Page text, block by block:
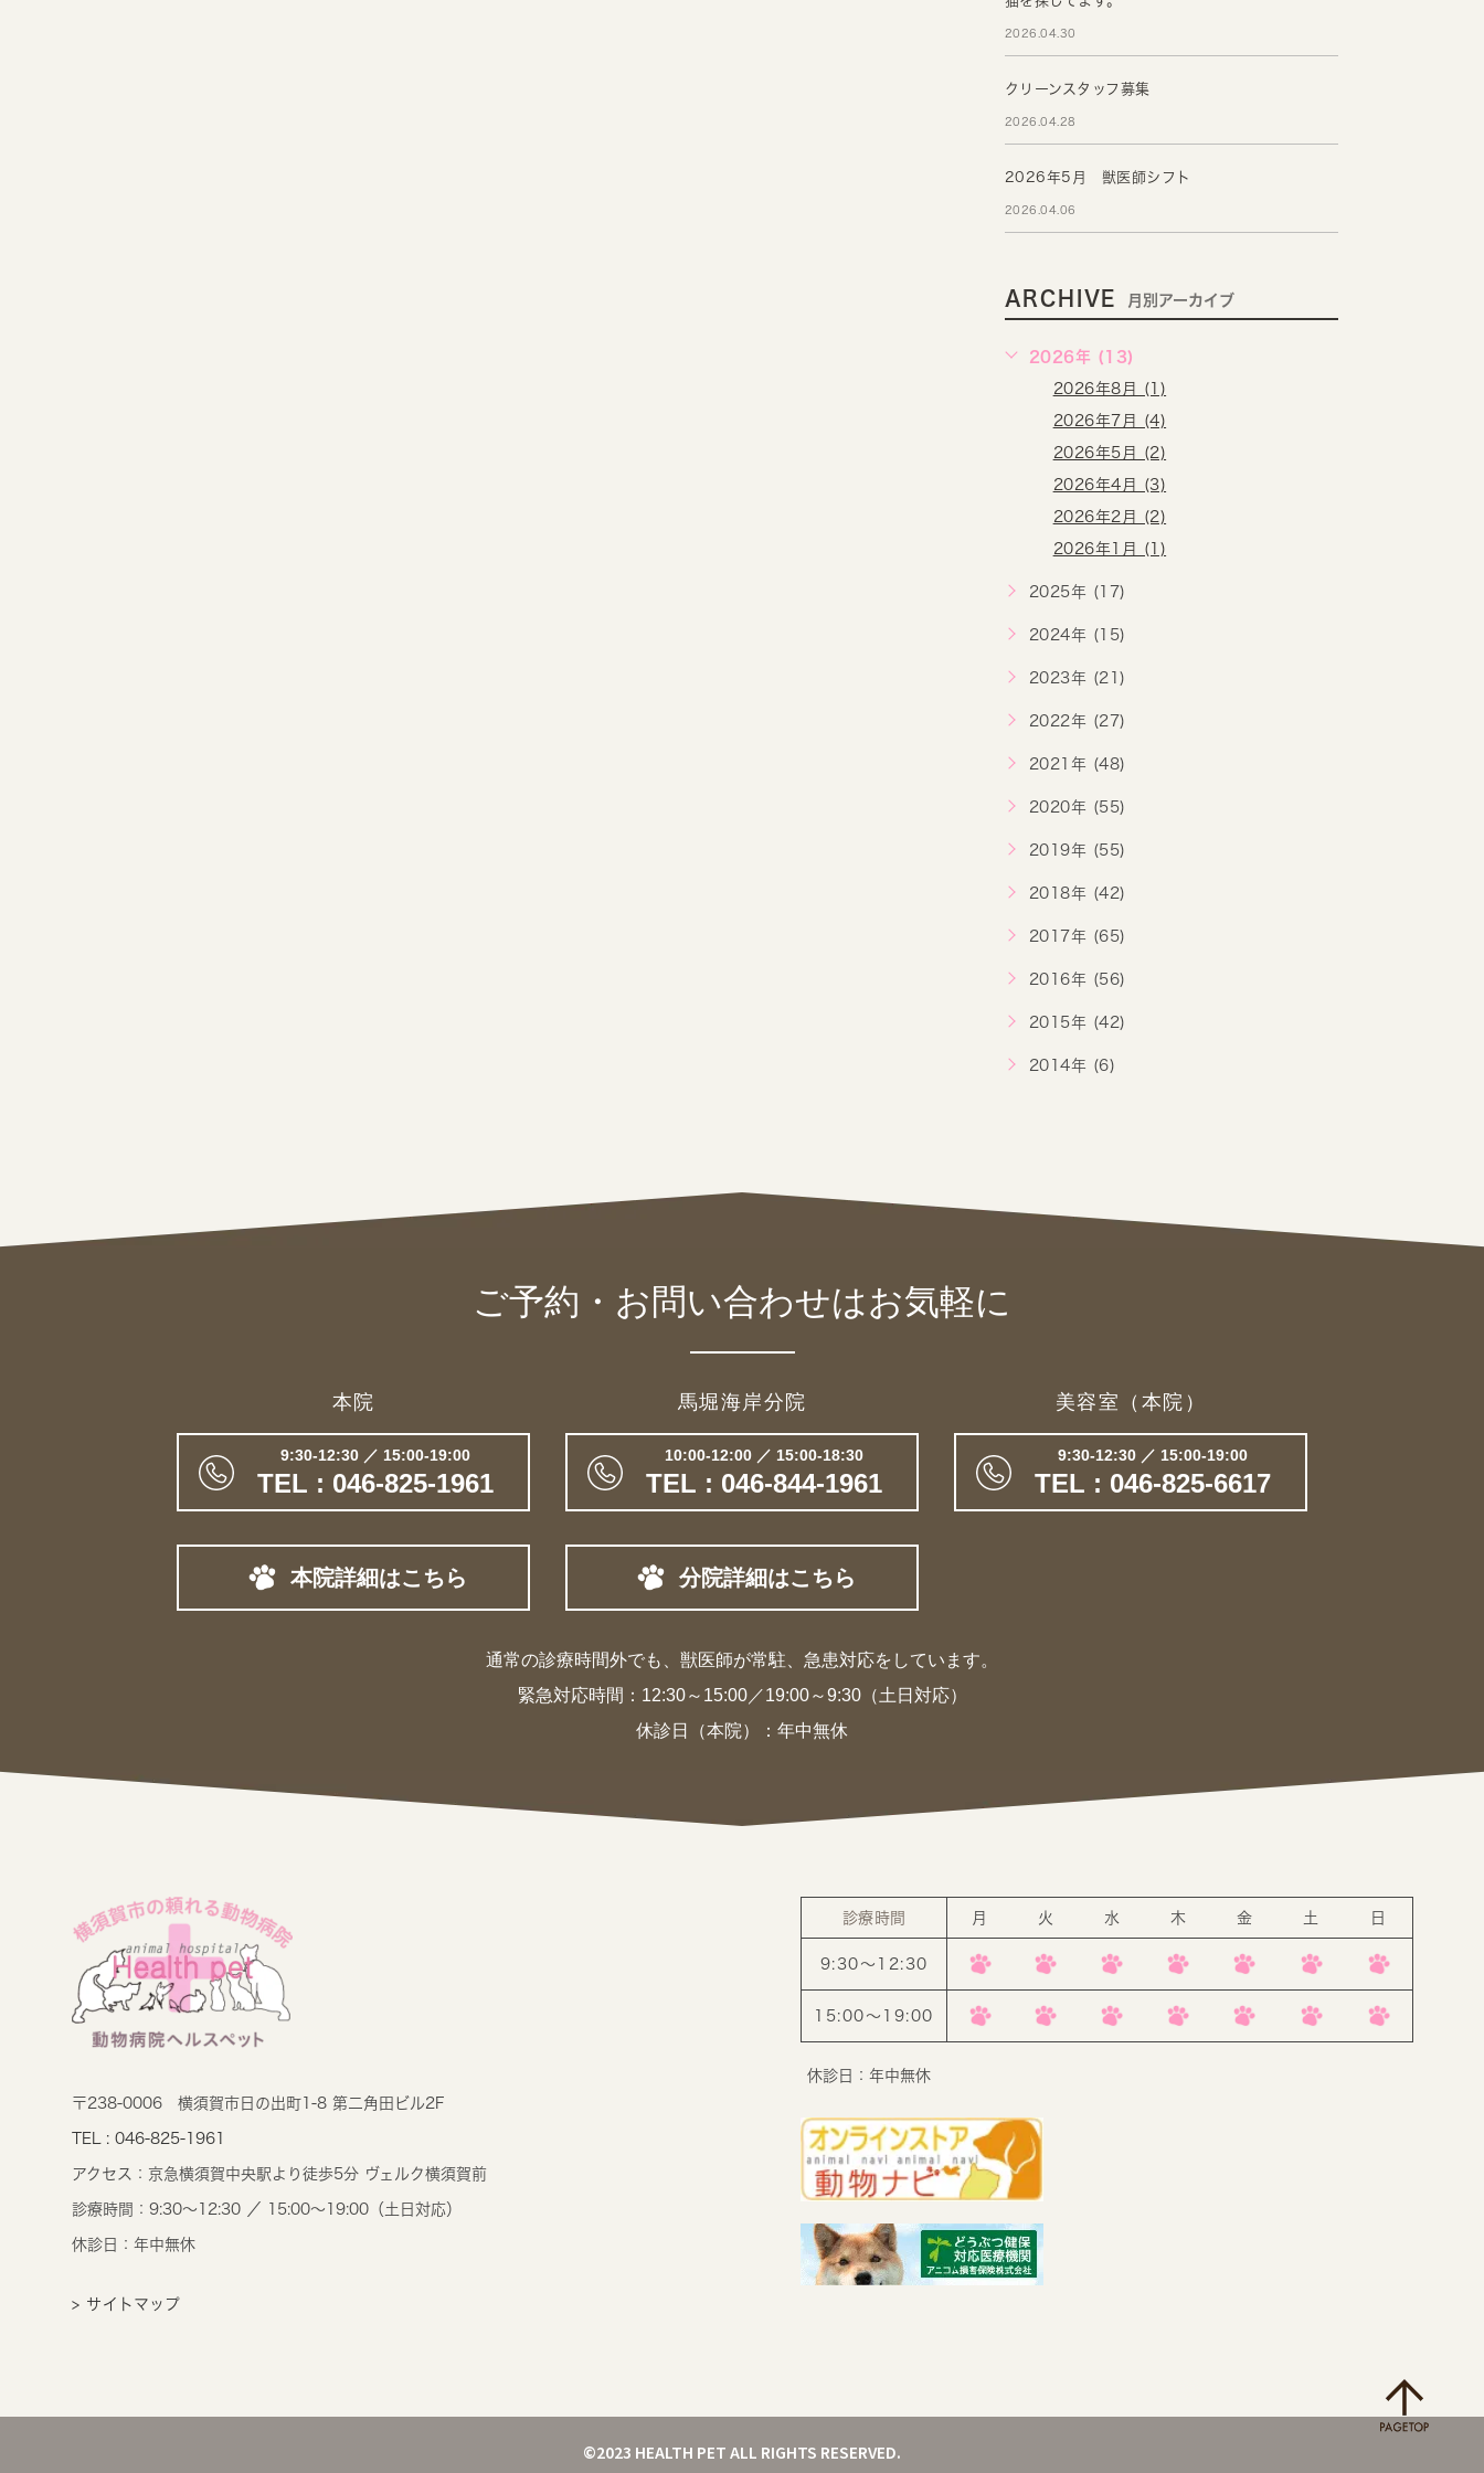
2026.04.30
クリーンスタッフ募集
2026.04.28
2026年5月 獣医師シフト
2026.04.06
ARCHIVE 月別アーカイブ
2026年 (13)
2026年8月 (1)
2026年7月 (4)
2026年5月 (2)
2026年4月 (3)
2026年2月 (2)
2026年1月 (1)
2025年 (17)
2024年 (15)
2023年 (21)
2022年 (27)
2021年 (48)
2020年 (55)
2019年 (55)
2018年 (42)
2017年 (65)
2016年 (56)
2015年 (42)
2014年 (6)
ご予約・お問い合わせはお気軽に
本院
9:30-12:30 ／ 15:00-19:00
TEL : 046-825-1961
本院詳細はこちら
馬堀海岸分院
10:00-12:00 ／ 15:00-18:30
TEL : 046-844-1961
分院詳細はこちら
美容室（本院）
9:30-12:30 ／ 15:00-19:00
TEL : 046-825-6617
通常の診療時間外でも、獣医師が常駐、 急患対応をしています。
緊急対応時間： 12:30～15:00／19:00～9:30（土日対応）
休診日（本院）：年中無休
〒238-0006 横須賀市日の出町1-8 第二角田ビル2F
TEL : 046-825-1961
アクセス： 京急横須賀中央駅より徒歩5分 ヴェルク横須賀前
診療時間： 9:30～12:30 ／ 15:00～19:00（土日対応）
休診日：年中無休
> サイトマップ
診療時間 月 火 水 木 金 土 日
9:30〜12:30
15:00〜19:00
休診日：年中無休
©2023 HEALTH PET ALL RIGHTS RESERVED.